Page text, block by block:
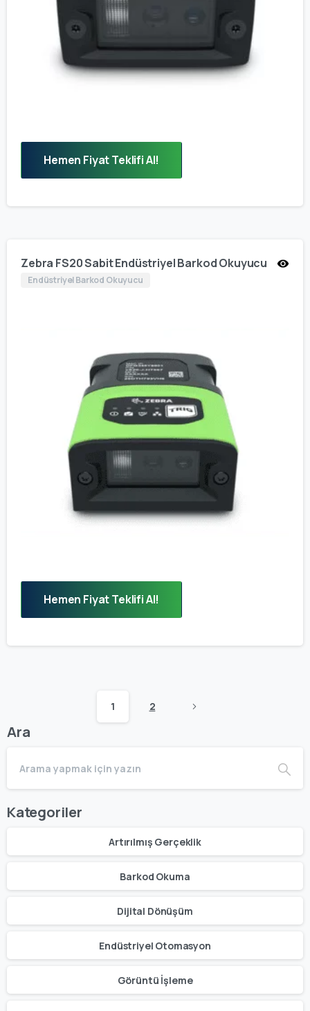
Hemen Fiyat Teklifi Al!
Zebra FS20 Sabit Endüstriyel Barkod Okuyucu
Endüstriyel Barkod Okuyucu
Hemen Fiyat Teklifi Al!
1 2
Ara
Kategoriler
Artırılmış Gerçeklik
Barkod Okuma
Dijital Dönüşüm
Endüstriyel Otomasyon
Görüntü İşleme